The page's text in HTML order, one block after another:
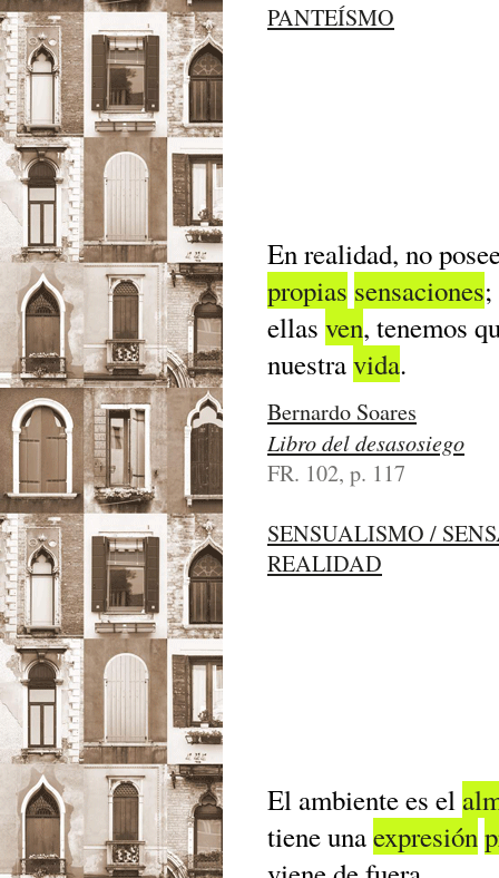
PANTEÍSMO
En realidad, no
propias sensaciones
ellas ven, tenemos
nuestravida.
Bernardo Soares
Libro del desasosiego
FR. 102, p. 117
SENSUALISMO /
REALIDAD
El ambiente es el
tiene unaexpresión